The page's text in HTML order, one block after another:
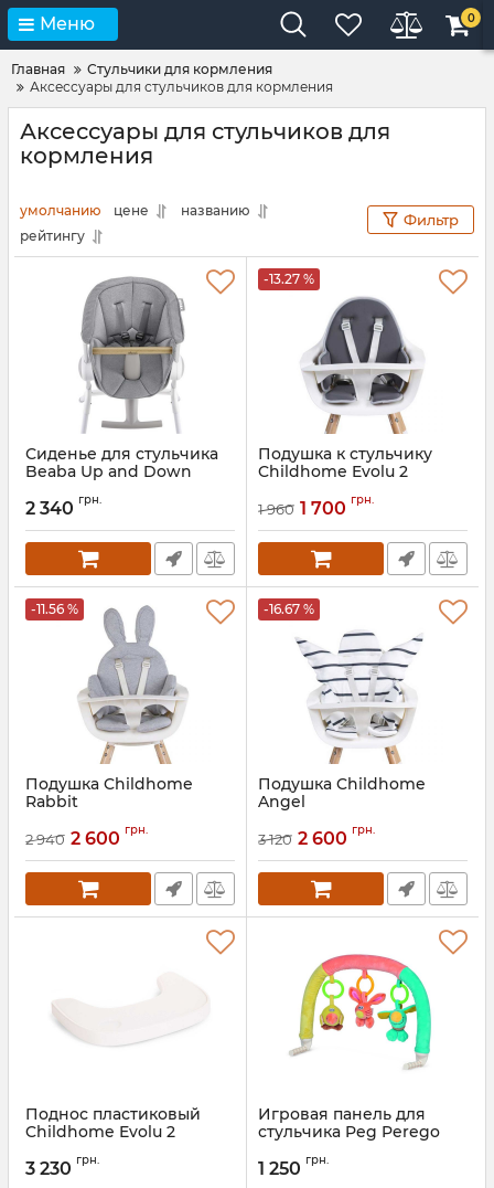
Меню 0
Главная
Стульчики для кормления
Аксессуары для стульчиков для кормления
Аксессуары для стульчиков для
кормления
умолчанию цене
названию
рейтингу
Фильтр
Сиденье для стульчика
Beaba Up and Down
2 340 грн.
-13.27 %
Подушка к стульчику
Childhome Evolu 2
1 960 1 700 грн.
-11.56 %
Подушка Childhome
Rabbit
2 940 2 600 грн.
-16.67 %
Подушка Childhome
Angel
3 120 2 600 грн.
Поднос пластиковый
Childhome Evolu 2
3 230 грн.
Игровая панель для
стульчика Peg Perego
1 250 грн.